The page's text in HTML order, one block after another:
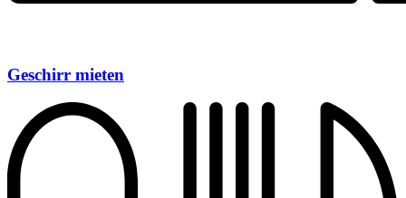
Geschirr mieten